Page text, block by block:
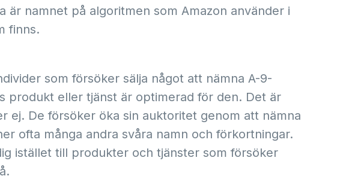
är namnet på algoritmen som Amazon använder i
finns.
som försöker sälja något att nämna A-9-
produkt eller tjänst är optimerad för den. Det är
ej. De försöker öka sin auktoritet genom att nämna
ofta många andra svåra namn och förkortningar.
istället till produkter och tjänster som försöker